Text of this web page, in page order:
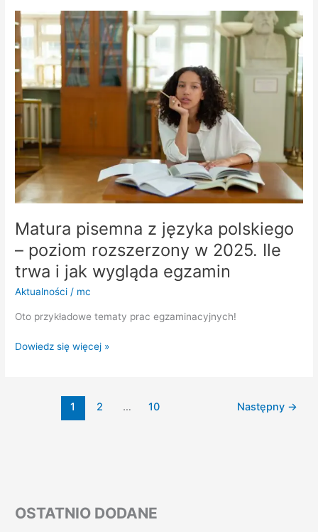
Matura pisemna z języka polskiego
– poziom rozszerzony w 2025. Ile
trwa i jak wygląda egzamin
Aktualności / mc
Oto przykładowe tematy prac egzaminacyjnych!
Matura
pisemna
z
języka
polskiego
–
poziom
w
2025.
Ile
trwa
i
jak
wygląda
egzamin
Dowiedz się więcej »
1 2 … 10 Następny →
OSTATNIO DODANE